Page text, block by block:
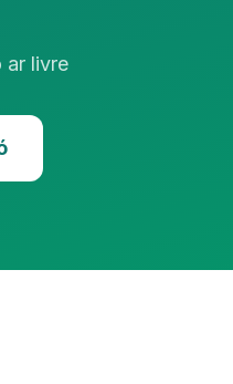
ar livre